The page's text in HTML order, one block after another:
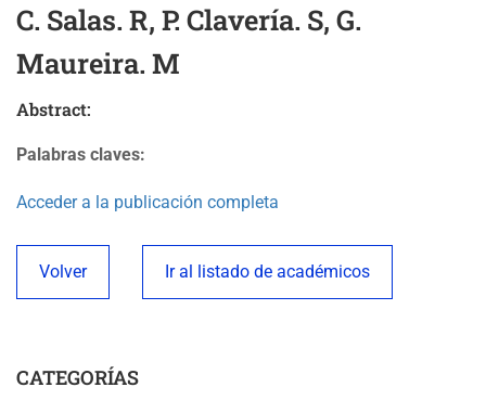
C. Salas. R, P. Clavería. S, G.
Maureira. M
Abstract:
Palabras claves:
Acceder a la publicación completa
Volver Ir al listado de académicos
CATEGORÍAS